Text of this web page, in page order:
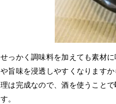
せっかく調味料を加えても素材
や旨味を浸透しやすくなります
理は完成なので、酒を使うことで
す。